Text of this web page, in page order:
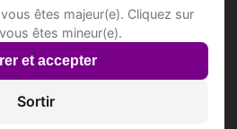
êtes majeur(e). Cliquez sur
êtes mineur(e).
et accepter
Sortir
de Flurlingen et des
alentours !
gratuitement